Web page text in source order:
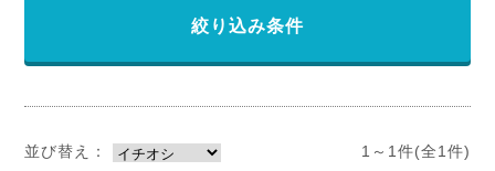
絞り込み条件
並び替え： 1～1件(全1件)